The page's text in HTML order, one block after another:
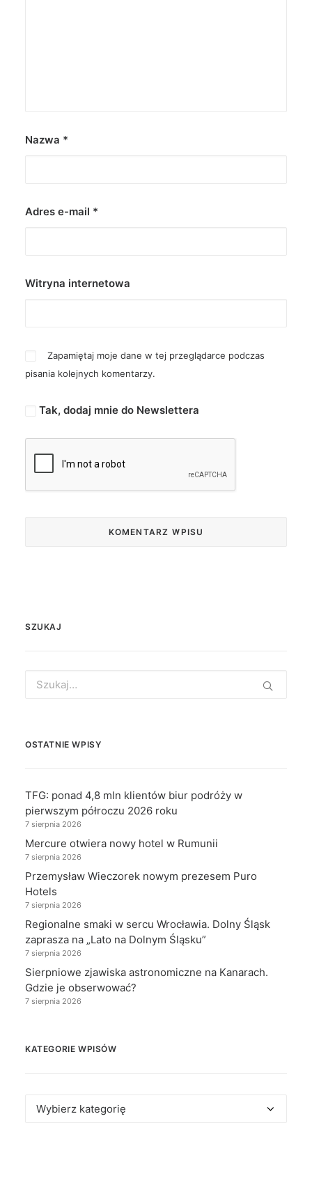
Nazwa *
Adres e-mail *
Witryna internetowa
Zapamiętaj moje dane w tej przeglądarce podczas
pisania kolejnych komentarzy.
Tak, dodaj mnie do Newslettera
SZUKAJ
for:
OSTATNIE WPISY
TFG: ponad 4,8 mln klientów biur podróży w
pierwszym półroczu 2026 roku
7 sierpnia 2026
Mercure otwiera nowy hotel w Rumunii
7 sierpnia 2026
Przemysław Wieczorek nowym prezesem Puro
Hotels
7 sierpnia 2026
Regionalne smaki w sercu Wrocławia. Dolny Śląsk
zaprasza na „Lato na Dolnym Śląsku”
7 sierpnia 2026
Sierpniowe zjawiska astronomiczne na Kanarach.
Gdzie je obserwować?
7 sierpnia 2026
KATEGORIE WPISÓW
Kategorie